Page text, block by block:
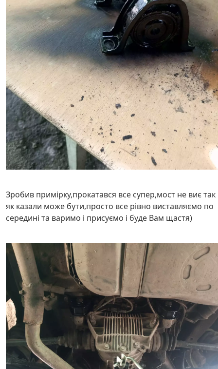
Зробив примірку,прокатався все супер,мост не виє так
як казали може бути,просто все рівно виставляємо по
середині та варимо і присуємо і буде Вам щастя)